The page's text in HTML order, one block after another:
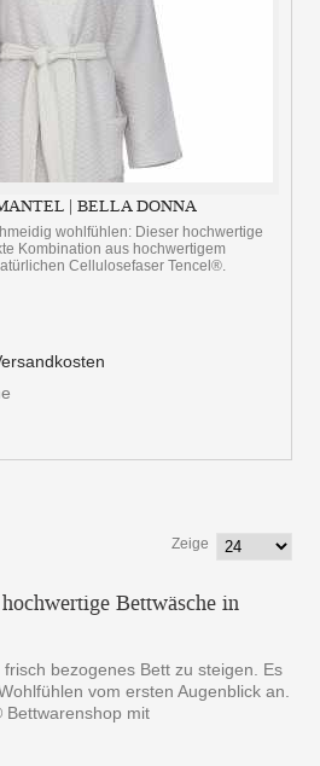
| BELLA DONNA
wohlfühlen: Dieser hochwertige
Kombination aus hochwertigem
Cellulosefaser Tencel®.
Zeige
Bettwäsche in
bezogenes Bett zu steigen. Es
vom ersten Augenblick an.
Bettwarenshop mit